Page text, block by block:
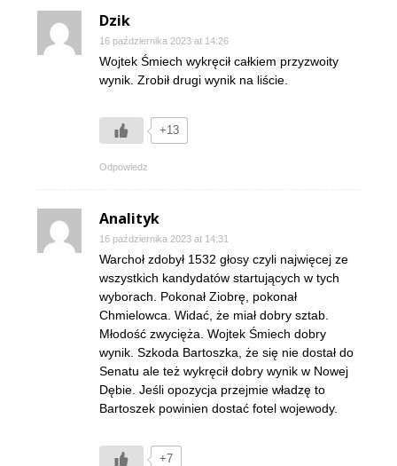
Dzik
16 października 2023 at 14:26
Wojtek Śmiech wykręcił całkiem przyzwoity
wynik. Zrobił drugi wynik na liście.
+13
Odpowiedz
Analityk
16 października 2023 at 14:31
Warchoł zdobył 1532 głosy czyli najwięcej ze
wszystkich kandydatów startujących w tych
wyborach. Pokonał Ziobrę, pokonał
Chmielowca. Widać, że miał dobry sztab.
Młodość zwycięża. Wojtek Śmiech dobry
wynik. Szkoda Bartoszka, że się nie dostał do
Senatu ale też wykręcił dobry wynik w Nowej
Dębie. Jeśli opozycja przejmie władzę to
Bartoszek powinien dostać fotel wojewody.
+7